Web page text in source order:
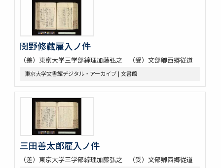
関野修藏雇入ノ件
（差）東京大学三学部綜理加藤弘之 （受）文部卿西郷従道
東京大学文書館デジタル・アーカイブ | 文書館
三田善太郎雇入ノ件
（差）東京大学三学部綜理加藤弘之 （受）文部卿西郷従道